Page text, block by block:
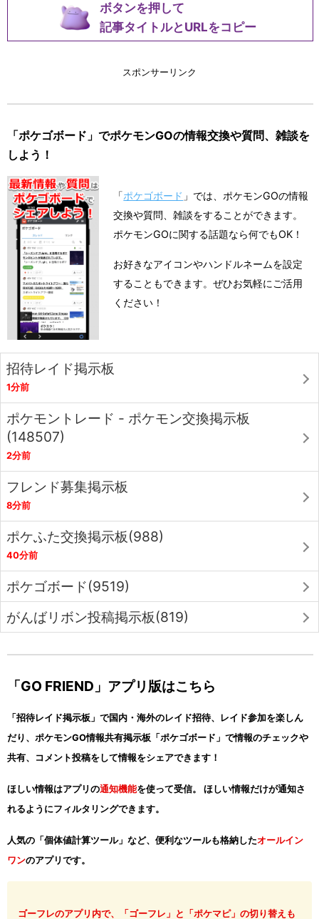
ボタンを押して
記事タイトルとURLをコピー
スポンサーリンク
「ポケゴボード」でポケモンGOの情報交換や質問、雑談を
しよう！
「ポケゴボード 」では、ポケモンGOの情報
交換や質問、雑談をすることができます。
ポケモンGOに関する話題なら何でもOK！
お好きなアイコンやハンドルネームを設定
することもできます。ぜひお気軽にご活用
ください！
招待レイド掲示板
1分前
ポケモントレード - ポケモン交換掲示板
(148507)
2分前
フレンド募集掲示板
8分前
ポケふた交換掲示板(988)
40分前
ポケゴボード(9519)
がんばリボン投稿掲示板(819)
「GO FRIEND」アプリ版はこちら
「招待レイド掲示板」で国内・海外のレイド招待、レイド参加を楽しん
だり、ポケモンGO情報共有掲示板「ポケゴボード」で情報のチェックや
共有、コメント投稿をして情報をシェアできます！
ほしい情報はアプリの通知機能を使って受信。 ほしい情報だけが通知さ
れるようにフィルタリングできます。
人気の「個体値計算ツール」など、便利なツールも格納したオールイン
ワンのアプリです。
ゴーフレのアプリ内で、「ゴーフレ」と「ポケマピ」の切り替えも